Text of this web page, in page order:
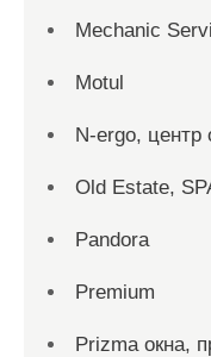
Mechanic
Motul
N-ergo, центр
Old Estate,
Pandora
Premium
Prizma окна,